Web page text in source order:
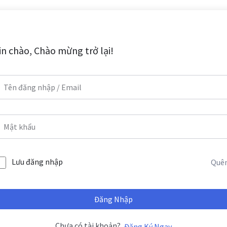
chào, Chào mừng trở lại!
Lưu đăng nhập
Đăng Nhập